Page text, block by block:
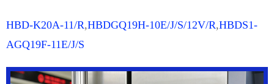
HBD-K20A-11/R,HBDGQ19H-10E/J/S/12V/R,HBDS1-
AGQ19F-11E/J/S